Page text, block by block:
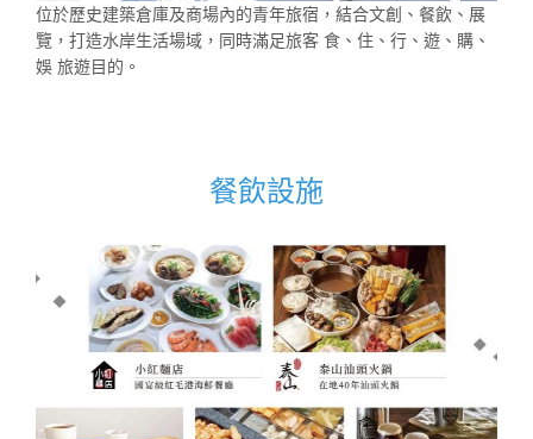
位於歷史建築倉庫及商場內的青年旅宿，結合文創、餐飲、展
覽，打造水岸生活場域，同時滿足旅客 食、住、行、遊、購、
娛 旅遊目的。
餐飲設施